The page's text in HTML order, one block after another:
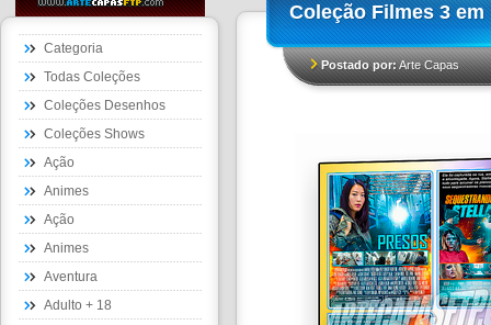
Categoria
Todas Coleções
Coleções Desenhos
Coleções Shows
Ação
Animes
Ação
Animes
Aventura
Adulto + 18
Coleção Filmes 3 em
Postado por:Arte Capas